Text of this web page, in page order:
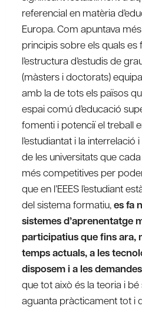
referencial en matèria
Europa. Com apuntava
principis sobre els quals es
l’estructura d’estudis de
(màsters i doctorats)
amb la de tots els països
espai comú d’educació
fomenti i potenciï el treball
l’estudiantat i la interrelació
de les universitats que
més competitives per
que en l’EEES l’estudiant
del sistema formatiu,es fa
sistemes d’aprenentatge
participatius que fins ara,
temps actuals, a les
disposem i a les
que tot això és la teoria i
aguanta pràcticament tot i